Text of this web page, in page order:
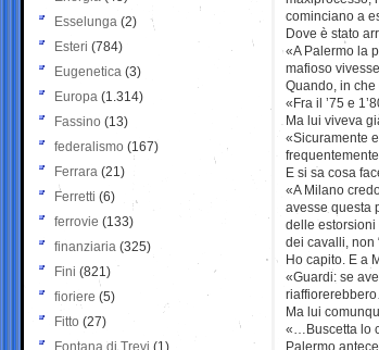
cominciano a
Dove è stato
«A Palermo la
mafioso
Quando, in
«Fra il ’75 e
Ma lui viveva
«Sicuramente
E si sa cosa
«A Milano
avesse questa
delle estorsioni
dei cavalli, non
Ho capito. E a
«Guardi: se
Ma lui
«…Buscetta lo
Palermo
Esselunga (2)
Esteri (784)
Eugenetica (3)
Europa (1.314)
Fassino (13)
federalismo (167)
Ferrara (21)
Ferretti (6)
ferrovie (133)
finanziaria (325)
Fini (821)
fioriere (5)
Fitto (27)
Fontana di Trevi (1)